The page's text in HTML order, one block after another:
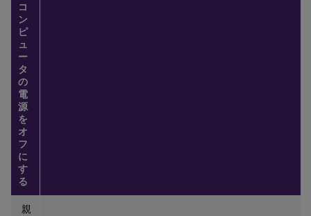
コ
ン
ピ
ュ
ー
タ
の
電
源
を
オ
フ
に
す
る
親